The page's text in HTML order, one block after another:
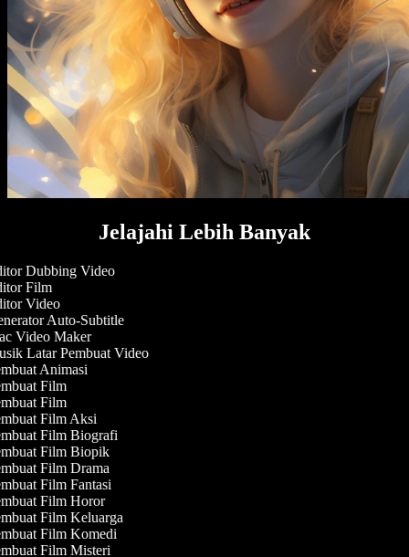
Jelajahi Lebih Banyak
Dubbing Video
Film
Video
Auto-Subtitle
Video Maker
Latar Pembuat Video
Animasi
Film
Film
Film Aksi
Film Biografi
Film Biopik
Film Drama
Film Fantasi
Film Horor
Film Keluarga
Film Komedi
Film Misteri